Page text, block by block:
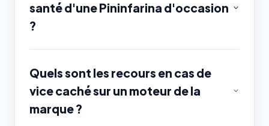
santé d'une Pininfarina d'occasion
?
Quels sont les recours en cas de
vice caché sur un moteur de la
marque ?